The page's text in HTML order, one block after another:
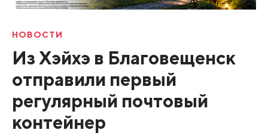
НОВОСТИ
Из Хэйхэ в Благовещенск
отправили первый
регулярный почтовый
контейнер